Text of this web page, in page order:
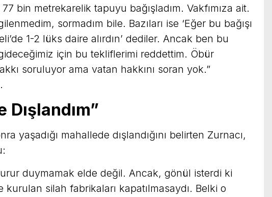
bin metrekarelik tapuyu bağışladım. Vakfımıza ait.
sormadım bile. Bazıları ise ‘Eğer bu bağışı
1-2 lüks daire alırdın’ dediler. Ancak ben bu
için bu tekliflerimi reddettim. Öbür
soruluyor ama vatan hakkını soran yok.”
Dışlandım”
yaşadığı mahallede dışlandığını belirten Zurnacı,
duymamak elde değil. Ancak, gönül isterdi ki
silah fabrikaları kapatılmasaydı. Belki o